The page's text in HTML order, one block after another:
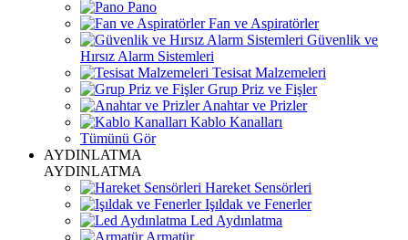
Pano
Fan ve Aspiratörler
Güvenlik ve
Hırsız Alarm Sistemleri
Tesisat Malzemeleri
Grup Priz ve Fişler
Anahtar ve Prizler
Kablo Kanalları
Tümünü Gör
AYDINLATMA
AYDINLATMA
Hareket Sensörleri
Işıldak ve Fenerler
Led Aydınlatma
Armatür